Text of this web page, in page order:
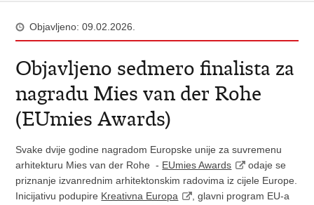
Objavljeno: 09.02.2026.
Objavljeno sedmero finalista za
nagradu Mies van der Rohe
(EUmies Awards)
Svake dvije godine nagradom Europske unije za suvremenu
arhitekturu Mies van der Rohe - EUmies Awards
odaje se
priznanje izvanrednim arhitektonskim radovima iz cijele Europe.
Inicijativu podupire Kreativna Europa
, glavni program EU-a